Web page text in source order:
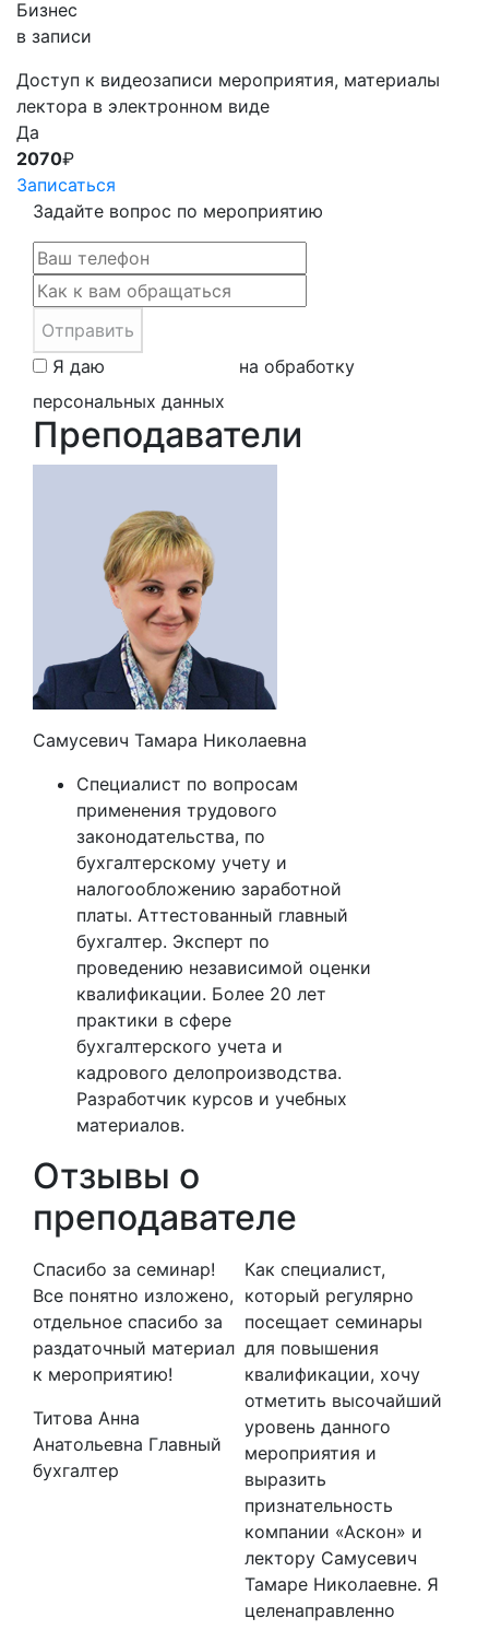
Бизнес
в записи
Доступ к видеозаписи мероприятия, материалы
лектора в электронном виде
Да
2070₽
Записаться
Задайте вопрос по мероприятию
Отправить
Я даю
на обработку
персональных данных
Преподаватели
Самусевич Тамара Николаевна
Специалист по вопросам
применения трудового
законодательства, по
бухгалтерскому учету и
налогообложению заработной
платы. Аттестованный главный
бухгалтер. Эксперт по
проведению независимой оценки
квалификации. Более 20 лет
практики в сфере
бухгалтерского учета и
кадрового делопроизводства.
Разработчик курсов и учебных
материалов.
Отзывы о
преподавателе
Спасибо за семинар!
Все понятно изложено,
отдельное спасибо за
раздаточный материал
к мероприятию!
Титова Анна
Анатольевна Главный
бухгалтер
Как специалист,
который регулярно
посещает семинары
для повышения
квалификации, хочу
отметить высочайший
уровень данного
мероприятия и
выразить
признательность
компании «Аскон» и
лектору Самусевич
Тамаре Николаевне. Я
целенаправленно